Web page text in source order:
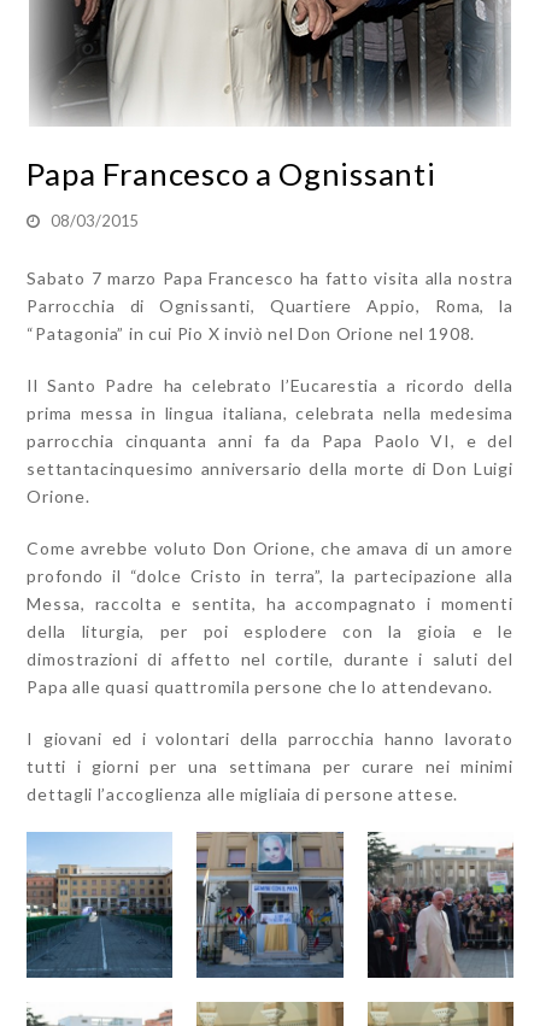
Papa Francesco a Ognissanti
08/03/2015
Sabato 7 marzo Papa Francesco ha fatto visita alla nostra
Parrocchia di Ognissanti, Quartiere Appio, Roma, la
“Patagonia” in cui Pio X inviò nel Don Orione nel 1908.
Il Santo Padre ha celebrato l’Eucarestia a ricordo della
prima messa in lingua italiana, celebrata nella medesima
parrocchia cinquanta anni fa da Papa Paolo VI, e del
settantacinquesimo anniversario della morte di Don Luigi
Orione.
Come avrebbe voluto Don Orione, che amava di un amore
profondo il “dolce Cristo in terra”, la partecipazione alla
Messa, raccolta e sentita, ha accompagnato i momenti
della liturgia, per poi esplodere con la gioia e le
dimostrazioni di affetto nel cortile, durante i saluti del
Papa alle quasi quattromila persone che lo attendevano.
I giovani ed i volontari della parrocchia hanno lavorato
tutti i giorni per una settimana per curare nei minimi
dettagli l’accoglienza alle migliaia di persone attese.